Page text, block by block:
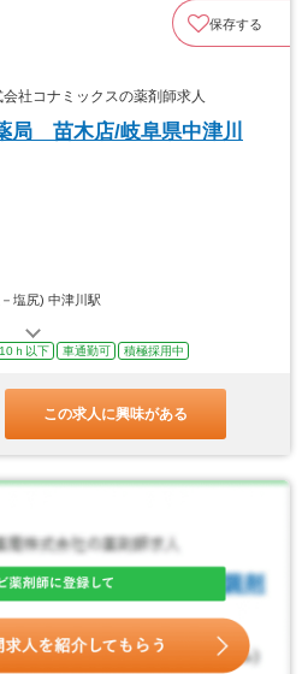
保存する
社コナミックスの薬剤師求人
局 苗木店/岐阜県中津川
塩尻) 中津川駅
ｈ以下 車通勤可 積極採用中
この求人に興味がある